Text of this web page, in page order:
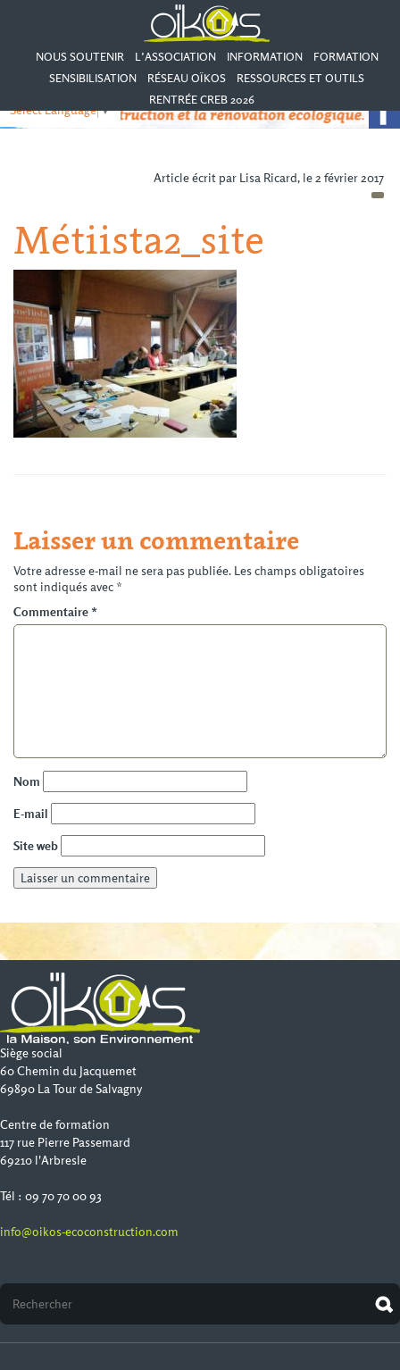
NOUS SOUTENIR L’ASSOCIATION INFORMATION
FORMATION
SENSIBILISATION
RÉSEAU OÏKOS
RESSOURCES ET OUTILS
RENTRÉE CREB 2026
Select Language▼
Article écrit par Lisa Ricard, le 2 février 2017
Métiista2_site
Laisser un commentaire
Votre adresse e-mail ne sera pas publiée. Les champs obligatoires
sont indiqués avec *
Commentaire *
Nom
E-mail
Site web
Siège social
60 Chemin du Jacquemet
69890 La Tour de Salvagny
Centre de formation
117 rue Pierre Passemard
69210 l'Arbresle
Tél : 09 70 70 00 93
info@oikos-ecoconstruction.com